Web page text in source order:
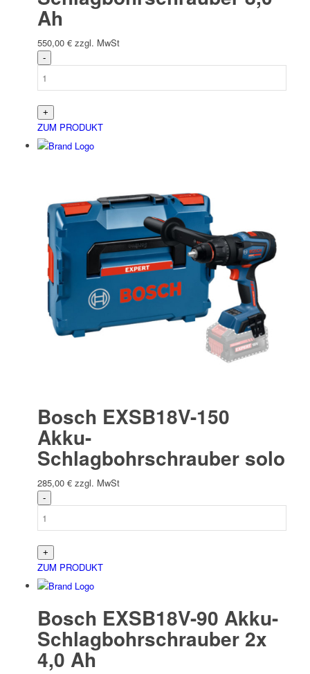
Ah
550,00 € zzgl. MwSt
ZUM PRODUKT
Bosch EXSB18V-150
Akku-
Schlagbohrschrauber solo
285,00 € zzgl. MwSt
ZUM PRODUKT
Bosch EXSB18V-90 Akku-
Schlagbohrschrauber 2x
4,0 Ah